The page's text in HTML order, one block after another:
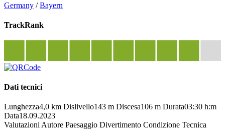
Germany /Bayern
TrackRank
Dati tecnici
Lunghezza4,0 km Dislivello143 m Discesa106 m Durata03:30 h:m
Data18.09.2023
Valutazioni Autore Paesaggio Divertimento Condizione Tecnica